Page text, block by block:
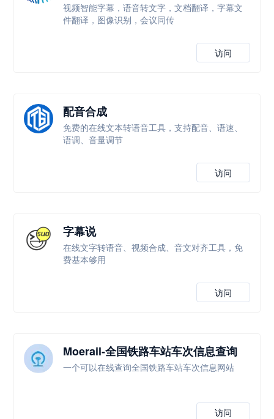
视频智能字幕，语音转文字，文档翻译，字幕文
件翻译，图像识别，会议同传
访问
配音合成
免费的在线文本转语音工具，支持配音、语速、
语调、音量调节
访问
字幕说
在线文字转语音、视频合成、音文对齐工具，免
费基本够用
访问
Moerail-全国铁路车站车次信息查询
一个可以在线查询全国铁路车站车次信息网站
访问